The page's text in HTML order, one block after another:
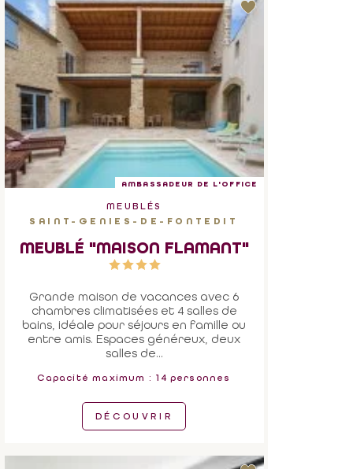
AMBASSADEUR DE L'OFFICE
MEUBLÉS
SAINT-GENIES-DE-FONTEDIT
MEUBLÉ "MAISON FLAMANT"
Grande maison de vacances avec 6
chambres climatisées et 4 salles de
bains, idéale pour séjours en famille ou
entre amis. Espaces généreux, deux
salles de...
Capacité maximum : 14 personnes
DÉCOUVRIR